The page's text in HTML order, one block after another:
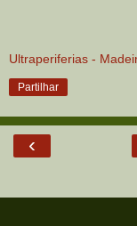
Ultraperiferias -
Partilhar
‹